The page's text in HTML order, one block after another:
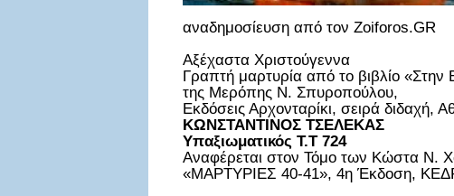
αναδημοσίευση από τον Zoiforos.GR
Αξέχαστα Χριστούγεννα
Γραπτή μαρτυρία από το βιβλίο «Στην
της Μερόπης Ν. Σπυροπούλου,
Εκδόσεις Αρχονταρίκι, σειρά διδαχή,
ΚΩΝΣΤΑΝΤΙΝΟΣ ΤΣΕΛΕΚΑΣ
Υπαξιωματικός Τ.Τ 724
Αναφέρεται στον Τόμο των Κώστα Ν.
«ΜΑΡΤΥΡΙΕΣ 40-41», 4η Έκδοση,